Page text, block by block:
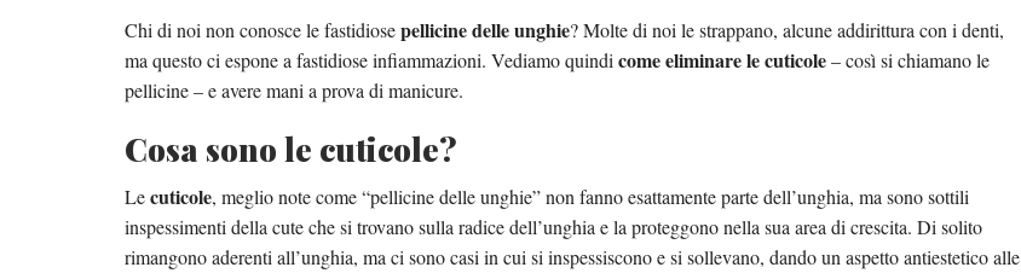
Chi di noi non conosce le fastidiosepellicine delle unghie? Molte di noi le strappano, alcune addirittura con i denti,
ma questo ci espone a fastidiose infiammazioni. Vediamo quindicome eliminare le cuticole– così si chiamano le
pellicine – e avere mani a prova di manicure.
Cosa sono le cuticole?
Lecuticole, meglio note come “pellicine delle unghie” non fanno esattamente parte dell’unghia, ma sono sottili
inspessimenti della cute che si trovano sulla radice dell’unghia e la proteggono nella sua area di crescita. Di solito
rimangono aderenti all’unghia, ma ci sono casi in cui si inspessiscono e si sollevano, dando un aspetto antiestetico alle